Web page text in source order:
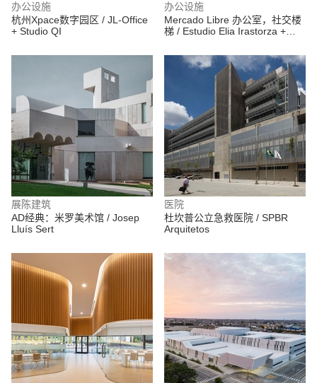
办公设施
杭州Xpace数字园区 / JL-Office
+ Studio QI
办公设施
Mercado Libre 办公室，社交楼
梯 / Estudio Elia Irastorza +
展陈建筑
AD经典：米罗美术馆 / Josep
Lluís Sert
医院
杜坎普公立急救医院 / SPBR
Arquitetos